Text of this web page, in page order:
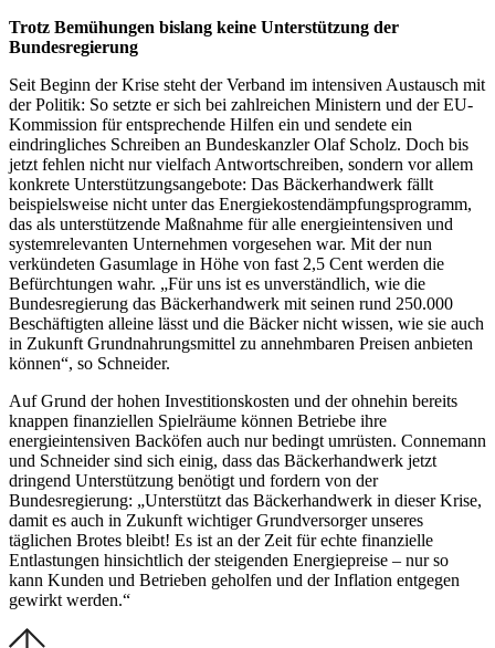
Trotz Bemühungen bislang keine Unterstützung der
Bundesregierung
Seit Beginn der Krise steht der Verband im intensiven Austausch mit
der Politik: So setzte er sich bei zahlreichen Ministern und der EU-
Kommission für entsprechende Hilfen ein und sendete ein
eindringliches Schreiben an Bundeskanzler Olaf Scholz. Doch bis
jetzt fehlen nicht nur vielfach Antwortschreiben, sondern vor allem
konkrete Unterstützungsangebote: Das Bäckerhandwerk fällt
beispielsweise nicht unter das Energiekostendämpfungsprogramm,
das als unterstützende Maßnahme für alle energieintensiven und
systemrelevanten Unternehmen vorgesehen war. Mit der nun
verkündeten Gasumlage in Höhe von fast 2,5 Cent werden die
Befürchtungen wahr. „Für uns ist es unverständlich, wie die
Bundesregierung das Bäckerhandwerk mit seinen rund 250.000
Beschäftigten alleine lässt und die Bäcker nicht wissen, wie sie auch
in Zukunft Grundnahrungsmittel zu annehmbaren Preisen anbieten
können“, so Schneider.
Auf Grund der hohen Investitionskosten und der ohnehin bereits
knappen finanziellen Spielräume können Betriebe ihre
energieintensiven Backöfen auch nur bedingt umrüsten. Connemann
und Schneider sind sich einig, dass das Bäckerhandwerk jetzt
dringend Unterstützung benötigt und fordern von der
Bundesregierung: „Unterstützt das Bäckerhandwerk in dieser Krise,
damit es auch in Zukunft wichtiger Grundversorger unseres
täglichen Brotes bleibt! Es ist an der Zeit für echte finanzielle
Entlastungen hinsichtlich der steigenden Energiepreise – nur so
kann Kunden und Betrieben geholfen und der Inflation entgegen
gewirkt werden.“